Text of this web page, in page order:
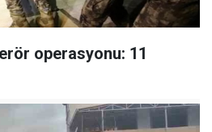
operasyonu: 11